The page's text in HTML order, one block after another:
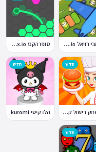
זומבי רויאל ZombsRoyale.io סופרהקס Superhex.io
חדש
משחק בישול קדחת הבישול Cooking Fever
חדש
הלו קיטי kuromi
חדש